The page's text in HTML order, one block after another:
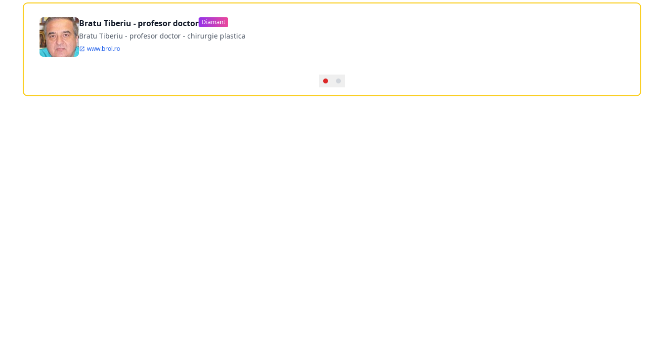
Bratu Tiberiu - profesor doctor Diamant
Bratu Tiberiu - profesor doctor - chirurgie plastica
www.brol.ro